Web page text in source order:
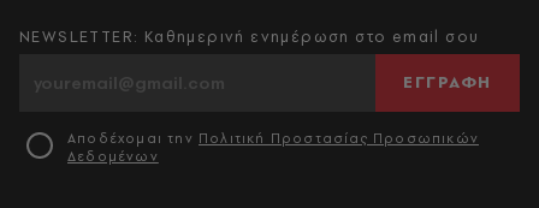
NEWSLETTER: Καθημερινή ενημέρωση στο email σου
ΕΓΓΡΑΦΗ
Αποδέχομαι την Πολιτική Προστασίας Προσωπικών
Δεδομένων